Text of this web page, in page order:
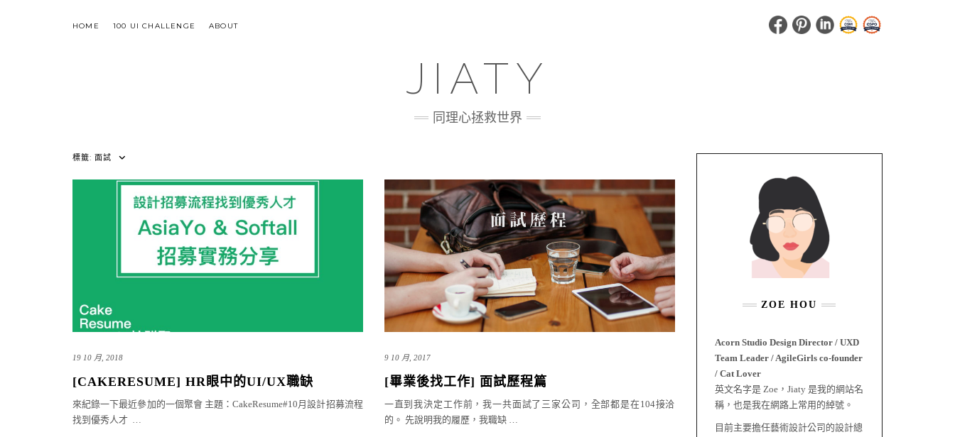
HOME 100 UI CHALLENGE ABOUT
JIATY
同理心拯救世界
標籤: 面試
19 10 月, 2018
[CAKERESUME] HR眼中的UI/UX職缺
來紀錄一下最近參加的一個聚會 主題：CakeResume#10月設計招募流程
找到優秀人才 …
9 10 月, 2017
[畢業後找工作] 面試歷程篇
一直到我決定工作前，我一共面試了三家公司，全部都是在104接洽
的。 先說明我的履歷，我職缺 …
ZOE HOU
Acorn Studio Design Director / UXD
Team Leader / AgileGirls co-founder
/ Cat Lover
英文名字是 Zoe，Jiaty 是我的網站名
稱，也是我在網路上常用的綽號。
目前主要擔任藝術設計公司的設計總